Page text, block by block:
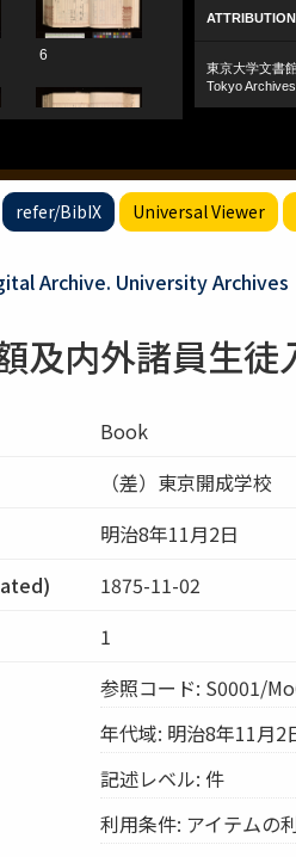
refer/BibIX Universal Viewer
Archive. University Archives
及内外諸員生
Book
（差）東京開成学校
明治8年11月2日
1875-11-02
1
参照コード: S0001/
年代域: 明治8年11月2
記述レベル: 件
利用条件: アイテムの